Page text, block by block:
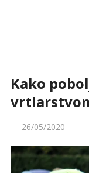
Kako
— 26/05/2020